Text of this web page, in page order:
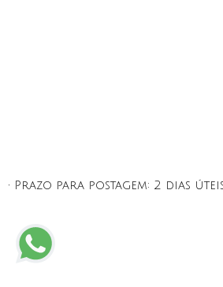
• Prazo para postagem: 2 dias